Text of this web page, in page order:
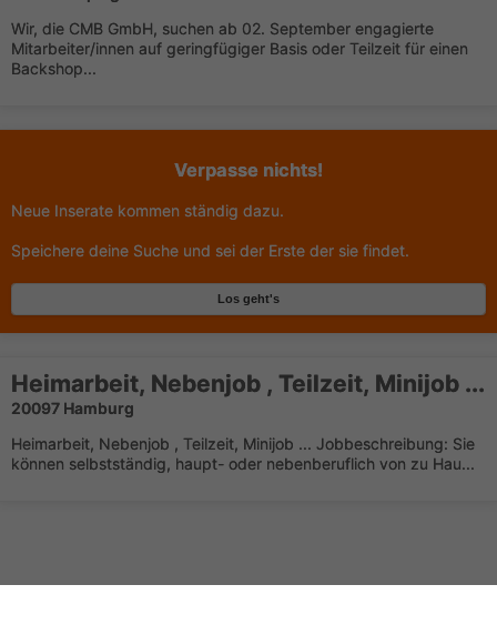
Wir, die CMB GmbH, suchen ab 02. September engagierte
Mitarbeiter/innen auf geringfügiger Basis oder Teilzeit für einen
Backshop...
Verpasse nichts!
Neue Inserate kommen ständig dazu.
Speichere deine Suche und sei der Erste der sie findet.
Los geht's
Heimarbeit, Nebenjob , Teilzeit, Minijob ...
20097 Hamburg
Heimarbeit, Nebenjob , Teilzeit, Minijob ... Jobbeschreibung: Sie
können selbstständig, haupt- oder nebenberuflich von zu Hau...